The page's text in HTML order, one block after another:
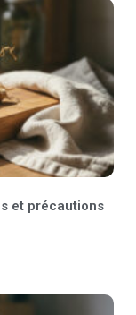
et précautions